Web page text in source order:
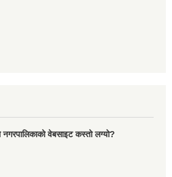
नगरपालिकाको वेबसाइट कस्तो लग्यो?